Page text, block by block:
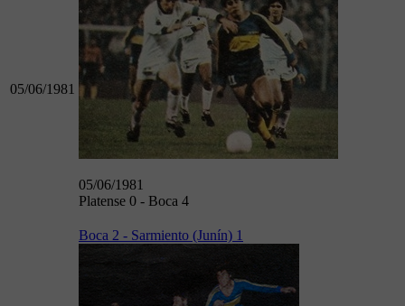
05/06/1981
05/06/1981
Platense 0 - Boca 4
Boca 2 - Sarmiento (Junín) 1